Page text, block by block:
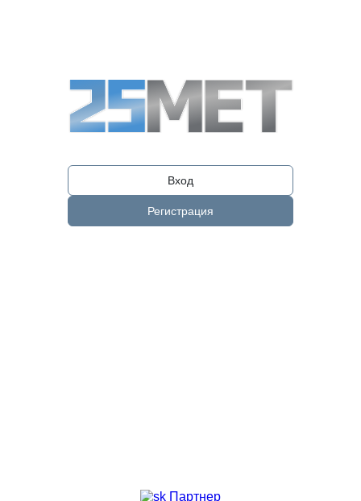
Вход
Регистрация